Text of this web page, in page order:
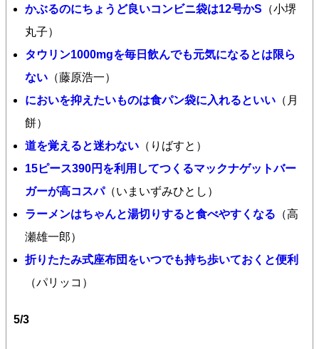
かぶるのにちょうど良いコンビニ袋は12号かS （小堺
丸子）
タウリン1000mgを毎日飲んでも元気になるとは限ら
ない （藤原浩一）
においを抑えたいものは食パン袋に入れるといい （月
餅）
道を覚えると迷わない （りばすと）
15ピース390円を利用してつくるマックナゲットバー
ガーが高コスパ（いまいずみひとし）
ラーメンはちゃんと湯切りすると食べやすくなる （高
瀬雄一郎）
折りたたみ式座布団をいつでも持ち歩いておくと便利
（パリッコ）
5/3